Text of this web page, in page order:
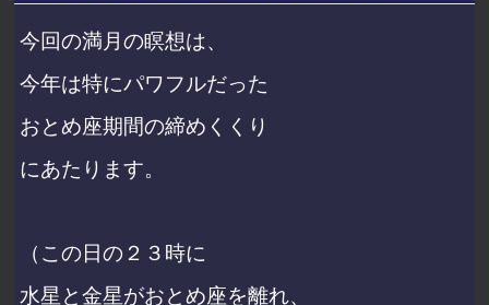
今回の満月の瞑想は、
今年は特にパワフルだった
おとめ座期間の締めくくり
にあたります。
（この日の２３時に
水星と金星がおとめ座を離れ、